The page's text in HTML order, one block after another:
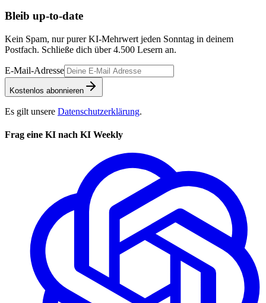
Bleib up-to-date
Kein Spam, nur purer KI-Mehrwert jeden Sonntag in deinem
Postfach. Schließe dich über4.500 Lesern an.
E-Mail-Adresse
Kostenlos abonnieren
Es gilt unsere Datenschutzerklärung.
Frag eine KI nach KI Weekly